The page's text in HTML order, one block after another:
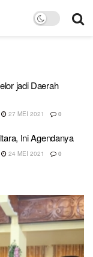
jadi Daerah
27 MEI 2021 0
Ini Agendanya
24 MEI 2021 0